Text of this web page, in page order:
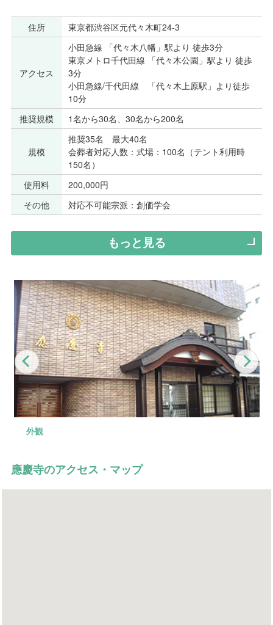
住所 東京都渋谷区元代々木町24-3
アクセス
小田急線 「代々木八幡」駅より 徒歩3分
東京メトロ千代田線 「代々木公園」駅より 徒歩
3分
小田急線/千代田線 「代々木上原駅」より徒歩
10分
推奨規模
1名から30名、30名から200名
規模
推奨35名 最大40名
会葬者対応人数：式場：100名（テント利用時
150名）
使用料
200,000円
その他
対応不可能宗派：創価学会
もっと見る
Previous
外観
式場
控え室
控え室
外観
應慶寺のアクセス・マップ